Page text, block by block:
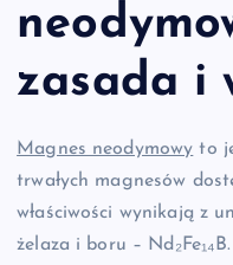
zasada i
Magnes neodymowy to
trwałych magnesów
właściwości wynikają z
żelaza i boru –